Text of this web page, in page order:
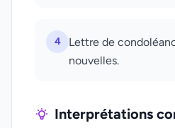
4
Lettre de
nouvelles.
Interprétations